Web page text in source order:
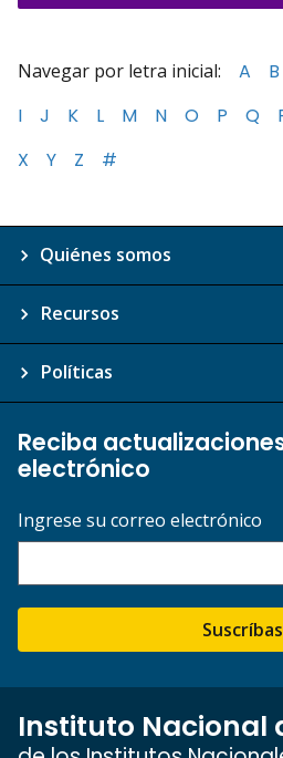
Navegar por letra inicial: A B
I
J K L M N O P Q
X
Y Z #
Quiénes somos
Recursos
Políticas
Reciba
electrónico
Ingrese su correo electrónico
Instituto Nacional